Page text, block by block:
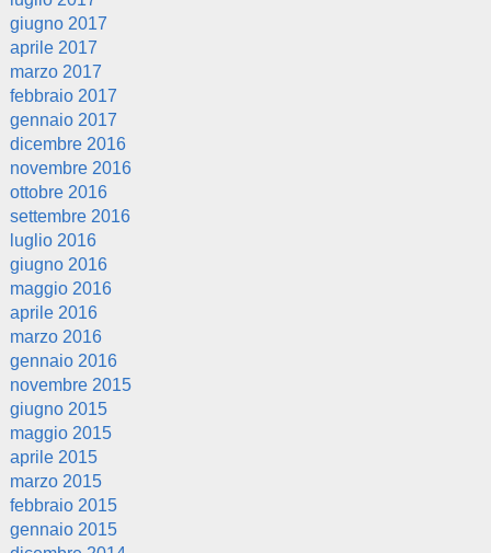
giugno 2017
aprile 2017
marzo 2017
febbraio 2017
gennaio 2017
dicembre 2016
novembre 2016
ottobre 2016
settembre 2016
luglio 2016
giugno 2016
maggio 2016
aprile 2016
marzo 2016
gennaio 2016
novembre 2015
giugno 2015
maggio 2015
aprile 2015
marzo 2015
febbraio 2015
gennaio 2015